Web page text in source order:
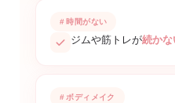
時間がない
ジムや筋トレが続かな
ボディメイク